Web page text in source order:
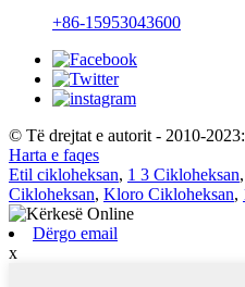
+86-15953043600
© Të drejtat e autorit - 2010-
Harta e faqes
Etil cikloheksan, 1 3 Cikloheksan,
Cikloheksan, Kloro Cikloheksan,
Dërgo email
x